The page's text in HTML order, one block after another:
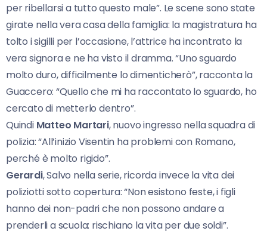
per ribellarsi a tutto questo male”. Le scene sono state
girate nella vera casa della famiglia: la magistratura ha
tolto i sigilli per l’occasione, l’attrice ha incontrato la
vera signora e ne ha visto il dramma. “Uno sguardo
molto duro, difficilmente lo dimenticherò”, racconta la
Guaccero: “Quello che mi ha raccontato lo sguardo, ho
cercato di metterlo dentro”.
Quindi Matteo Martari, nuovo ingresso nella squadra di
polizia: “All’inizio Visentin ha problemi con Romano,
perché è molto rigido”.
Gerardi, Salvo nella serie, ricorda invece la vita dei
poliziotti sotto copertura: “Non esistono feste, i figli
hanno dei non-padri che non possono andare a
prenderli a scuola: rischiano la vita per due soldi”.